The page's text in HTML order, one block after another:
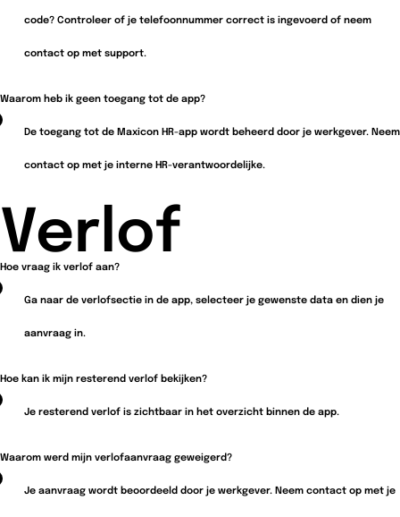
code? Controleer of je telefoonnummer correct is ingevoerd of neem
contact op met support.
Waarom heb ik geen toegang tot de app?
De toegang tot de Maxicon HR-app wordt beheerd door je werkgever. Neem
contact op met je interne HR-verantwoordelijke.
Verlof
Hoe vraag ik verlof aan?
Ga naar de verlofsectie in de app, selecteer je gewenste data en dien je
aanvraag in.
Hoe kan ik mijn resterend verlof bekijken?
Je resterend verlof is zichtbaar in het overzicht binnen de app.
Waarom werd mijn verlofaanvraag geweigerd?
Je aanvraag wordt beoordeeld door je werkgever. Neem contact op met je